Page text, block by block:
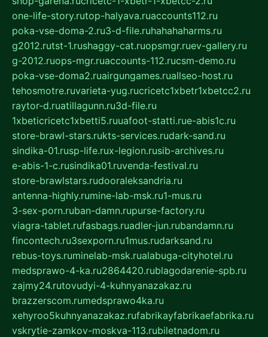
one-life-story.rutop-halyava.ruaccounts112.ru
poka-vse-doma-2.ru3-d-file.ruhahahaharms.ru
g2012.rutst-1.rushaggy-cat.ruopsmgr.ruev-gallery.ru
g-2012.ruops-mgr.ruaccounts-112.rucsm-demo.ru
poka-vse-doma2.ruairgungames.ruallseo-host.ru
tehosmotre.ruvarieta-yug.rucricetc1xbetr1xbetcc2.ru
raytor-d.ruatillagunn.ru3d-file.ru
1xbeticricetc1xbetti5.ruuafoot-statti.rue-abis1c.ru
store-brawl-stars.rukts-services.rudark-sand.ru
sindika-01.rusp-life.rux-legion.rusib-archives.ru
e-abis-1-c.rusindika01.ruvenda-festival.ru
store-brawlstars.rudooraleksandria.ru
antenna-highly.rumine-lab-msk.ru1-mus.ru
3-sex-porn.ruban-damn.rupurse-factory.ru
viagra-tablet.rufasbags.ruadler-jun.rubandamn.ru
fincontech.ru3sexporn.ru1mus.rudarksand.ru
rebus-toys.ruminelab-msk.rualabuga-cityhotel.ru
medsprawo-4-ka.ru2864420.rublagodarenie-spb.ru
zajmy24.rutovudyi-4-kuhnyanazakaz.ru
brazzerscom.rumedsprawo4ka.ru
xehyroo5kuhnyanazakaz.rufabrikayfabrikaefabrika.ru
vskrytie-zamkov-moskva-113.rubiletnadom.ru